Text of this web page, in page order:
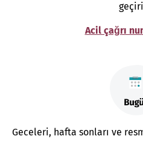
Acil çağrı
Geceleri, hafta sonları ve